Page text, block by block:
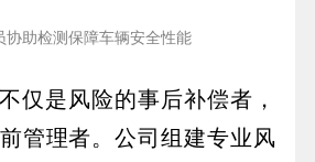
协助检测保障车辆安全性能
是风险的事后补偿者，
管理者。公司组建专业风